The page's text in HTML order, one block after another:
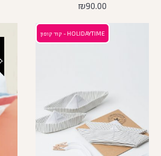
₪90.00
HOLIDAYTIME - קוד קופון